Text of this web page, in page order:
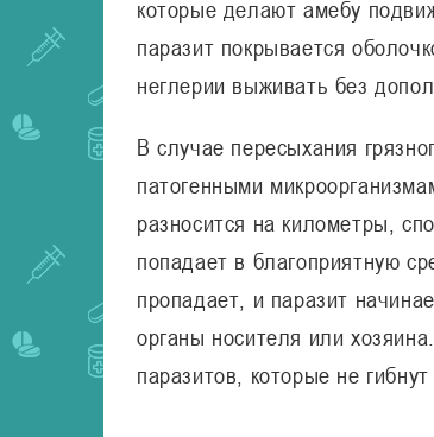
которые делают амебу
паразит покрывается
неглерии выживать без
В случае пересыхания
патогенными
разносится на километры,
попадает в благоприятную
пропадает, и паразит
органы носителя или
паразитов, которые не